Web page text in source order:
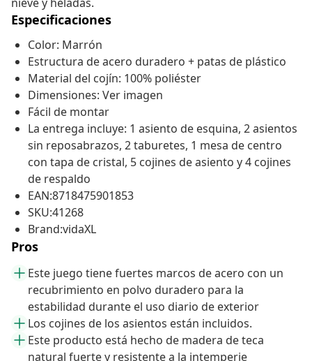
Especificaciones
Color: Marrón
Estructura de acero duradero + patas de plástico
Material del cojín: 100% poliéster
Dimensiones: Ver imagen
Fácil de montar
La entrega incluye: 1 asiento de esquina, 2 asientos
sin reposabrazos, 2 taburetes, 1 mesa de centro
con tapa de cristal, 5 cojines de asiento y 4 cojines
de respaldo
EAN:8718475901853
SKU:41268
Brand:vidaXL
Pros
Este juego tiene fuertes marcos de acero con un
recubrimiento en polvo duradero para la
estabilidad durante el uso diario de exterior
Los cojines de los asientos están incluidos.
Este producto está hecho de madera de teca
natural fuerte y resistente a la intemperie